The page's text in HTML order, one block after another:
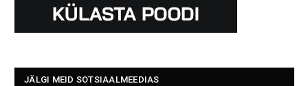
JÄLGI MEID SOTSIAALMEEDIAS